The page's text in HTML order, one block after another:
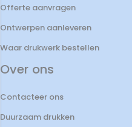
Offerte aanvragen
Ontwerpen aanleveren
Waar drukwerk bestellen
Over ons
Contacteer ons
Duurzaam drukken